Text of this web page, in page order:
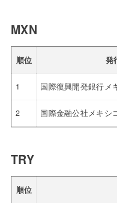
MXN
順位 発
1 国際復興開発銀行メ
2 国際金融公社メキシ
TRY
順位